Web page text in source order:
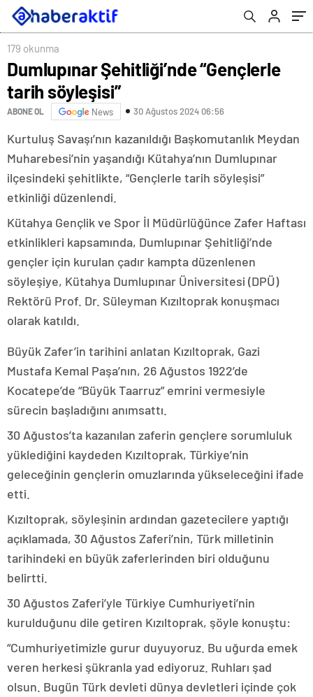
179 okunma
Dumlupınar Şehitliği’nde “Gençlerle
tarih söyleşisi”
ABONE OL News 30 Ağustos 2024 06:56
Kurtuluş Savaşı’nın kazanıldığı Başkomutanlık Meydan
Muharebesi’nin yaşandığı Kütahya’nın Dumlupınar
ilçesindeki şehitlikte, “Gençlerle tarih söyleşisi”
etkinliği düzenlendi.
Kütahya Gençlik ve Spor İl Müdürlüğünce Zafer Haftası
etkinlikleri kapsamında, Dumlupınar Şehitliği’nde
gençler için kurulan çadır kampta düzenlenen
söyleşiye, Kütahya Dumlupınar Üniversitesi (DPÜ)
Rektörü Prof. Dr. Süleyman Kızıltoprak konuşmacı
olarak katıldı.
Büyük Zafer’in tarihini anlatan Kızıltoprak, Gazi
Mustafa Kemal Paşa’nın, 26 Ağustos 1922’de
Kocatepe’de “Büyük Taarruz” emrini vermesiyle
sürecin başladığını anımsattı.
30 Ağustos’ta kazanılan zaferin gençlere sorumluluk
yüklediğini kaydeden Kızıltoprak, Türkiye’nin
geleceğinin gençlerin omuzlarında yükseleceğini ifade
etti.
Kızıltoprak, söyleşinin ardından gazetecilere yaptığı
açıklamada, 30 Ağustos Zaferi’nin, Türk milletinin
tarihindeki en büyük zaferlerinden biri olduğunu
belirtti.
30 Ağustos Zaferi’yle Türkiye Cumhuriyeti’nin
kurulduğunu dile getiren Kızıltoprak, şöyle konuştu:
“Cumhuriyetimizle gurur duyuyoruz. Bu uğurda emek
veren herkesi şükranla yad ediyoruz. Ruhları şad
olsun. Bugün Türk devleti dünya devletleri içinde çok